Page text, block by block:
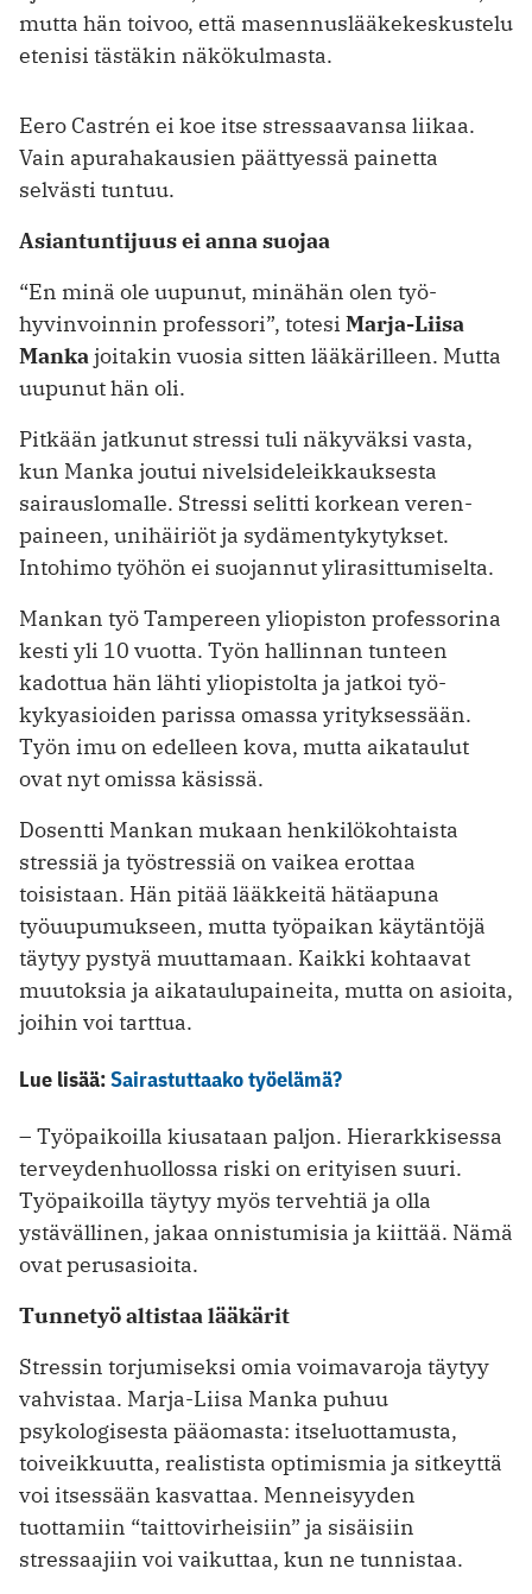
mutta hän toivoo, että masennuslääkekeskustelu
etenisi tästäkin näkökulmasta.
Eero Castrén ei koe itse stressaavansa liikaa.
Vain apurahakausien päättyessä painetta
selvästi tuntuu.
Asiantuntijuus ei anna suojaa
“En minä ole uupunut, minähän olen työ­
hyvinvoinnin pro­fes­sori”, totesi Marja-Liisa
Mankajoitakin vuosia sitten lääkärilleen. Mutta
uupunut hän oli.
Pitkään jatkunut stressi tuli näkyväksi vasta,
kun Manka joutui nivelsideleik­kauk­sesta
sairauslomalle. Stressi selitti korkean veren­
paineen, unihäiriöt ja sydämen­tyky­tykset.
Intohimo työhön ei suo­jannut ylirasittumiselta.
Mankan työ Tampereen yliopiston profes­sorina
kesti yli 10 vuotta. Työn hallinnan tun­teen
kadottua hän lähti yliopistolta ja jatkoi työ­
kykyasioiden parissa omassa yrityksessään.
Työn imu on edelleen kova, mutta aikataulut
ovat nyt omissa käsissä.
Dosentti Mankan mukaan henkilökoh­taista
stressiä ja työstressiä on vaikea erot­taa
toisistaan. Hän pitää lääkkeitä hätä­apuna
työuupu­mukseen, mutta työpaikan käytäntöjä
täytyy pystyä muuttamaan. Kaikki kohtaavat
muutoksia ja aikataulu­paineita, mutta on asioita,
joihin voi tarttua.
Lue lisää:Sairastuttaako työelämä?
– Työpaikoilla kiusataan paljon. Hierark­ki­sessa
terveyden­huollossa riski on erityisen suuri.
Työpaikoilla täytyy myös ter­vehtiä ja olla
ystävällinen, jakaa onnistumisia ja kiittää. Nämä
ovat perusasioita.
Tunnetyö altistaa lääkärit
Stressin torjumiseksi omia voimavaroja täytyy
vahvistaa. Marja-Liisa Manka puhuu
psykologisesta pääomasta: itseluottamusta,
toiveik­kuutta, realistista optimismia ja sitkeyttä
voi itsessään kasvattaa. Mennei­syyden
tuottamiin “taittovirheisiin” ja sisäi­siin
stressaajiin voi vaikuttaa, kun ne tunnistaa.